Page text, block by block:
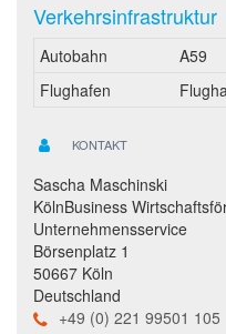
Verkehrsinfrastruktur
Autobahn A59
Flughafen
KONTAKT
Sascha Maschinski
KölnBusiness
Unternehmensservice
Börsenplatz 1
50667 Köln
Deutschland
+49 (0) 221 99501 105